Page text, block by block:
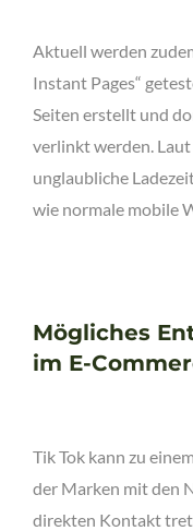
Aktuell werden
Instant Pages“
Seiten erstellt und
verlinkt werden. Laut
unglaubliche
wie normale mobile
Mögliches
im E-
Tik Tok kann zu
der Marken mit den
direkten Kontakt